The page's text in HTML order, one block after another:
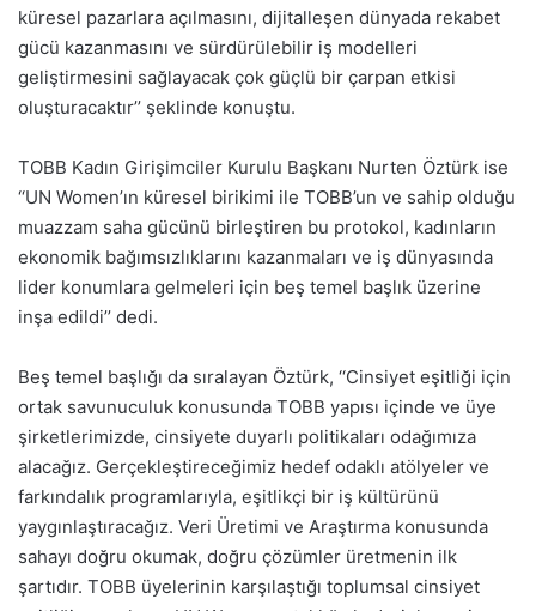
küresel pazarlara açılmasını, dijitalleşen dünyada rekabet
gücü kazanmasını ve sürdürülebilir iş modelleri
geliştirmesini sağlayacak çok güçlü bir çarpan etkisi
oluşturacaktır’’ şeklinde konuştu.
TOBB Kadın Girişimciler Kurulu Başkanı Nurten Öztürk ise
‘‘UN Women’ın küresel birikimi ile TOBB’un ve sahip olduğu
muazzam saha gücünü birleştiren bu protokol, kadınların
ekonomik bağımsızlıklarını kazanmaları ve iş dünyasında
lider konumlara gelmeleri için beş temel başlık üzerine
inşa edildi’’ dedi.
Beş temel başlığı da sıralayan Öztürk, ‘‘Cinsiyet eşitliği için
ortak savunuculuk konusunda TOBB yapısı içinde ve üye
şirketlerimizde, cinsiyete duyarlı politikaları odağımıza
alacağız. Gerçekleştireceğimiz hedef odaklı atölyeler ve
farkındalık programlarıyla, eşitlikçi bir iş kültürünü
yaygınlaştıracağız. Veri Üretimi ve Araştırma konusunda
sahayı doğru okumak, doğru çözümler üretmenin ilk
şartıdır. TOBB üyelerinin karşılaştığı toplumsal cinsiyet